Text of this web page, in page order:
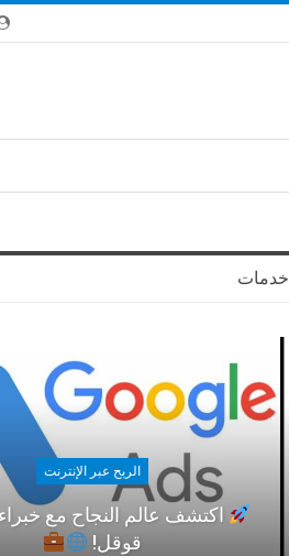
خدمات
الربح عبر الإنترنت
اكتشف عالم النجاح مع
قوقل!